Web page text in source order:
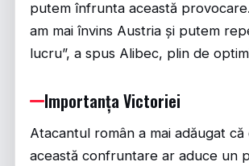
putem înfrunta această
am mai învins Austria și putem
lucru”, a spus Alibec, plin de
Importanța Victoriei
Atacantul român a mai adăugat
această confruntare ar aduce un